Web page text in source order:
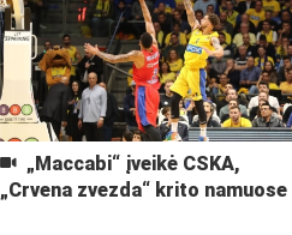
„Maccabi“ įveikė CSKA,
„Crvena zvezda“ krito namuose